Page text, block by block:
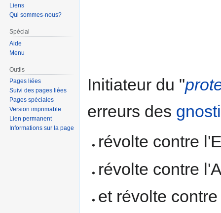
Initiateur du "
erreurs des
révolte contre
révolte contre
et révolte
Liens
Qui sommes-nous?
Spécial
Aide
Menu
Outils
Pages liées
Suivi des pages liées
Pages spéciales
Version imprimable
Lien permanent
Informations sur la page